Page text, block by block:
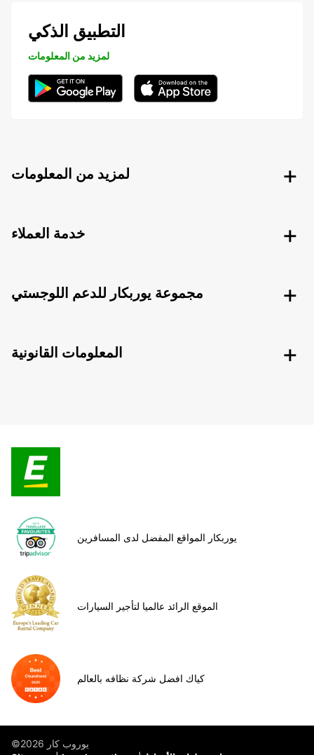
التطبيق الذكي
لمزيد من المعلومات
لمزيد من المعلومات
خدمة العملاء
مجموعة يوربكار للدعم اللوجستي
المعلومات القانونية
يوربكار المواقع المفضل لدى المسافرين
الموقع الرائد عالميا لتأجير السيارات
كياك افضل شركة نظافه بالعالم
©يوروب كار 2026